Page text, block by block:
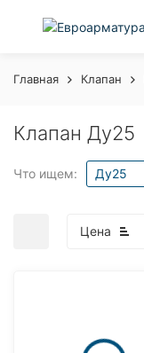
Главная Клапан
Клапан Ду25
Что ищем: Ду25
Цена